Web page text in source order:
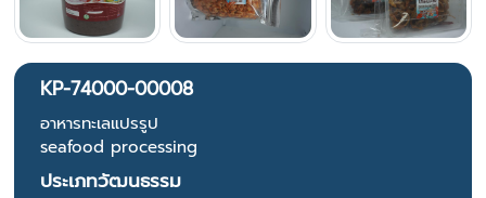
KP-74000-00008
อาหารทะเลแปรรูป
seafood processing
ประเภทวัฒนธรรม